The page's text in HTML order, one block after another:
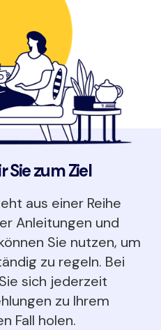
Sie zum Ziel
aus einer Reihe
Anleitungen und
Sie nutzen, um
zu regeln. Bei
sich jederzeit
zu Ihrem
Fall holen.